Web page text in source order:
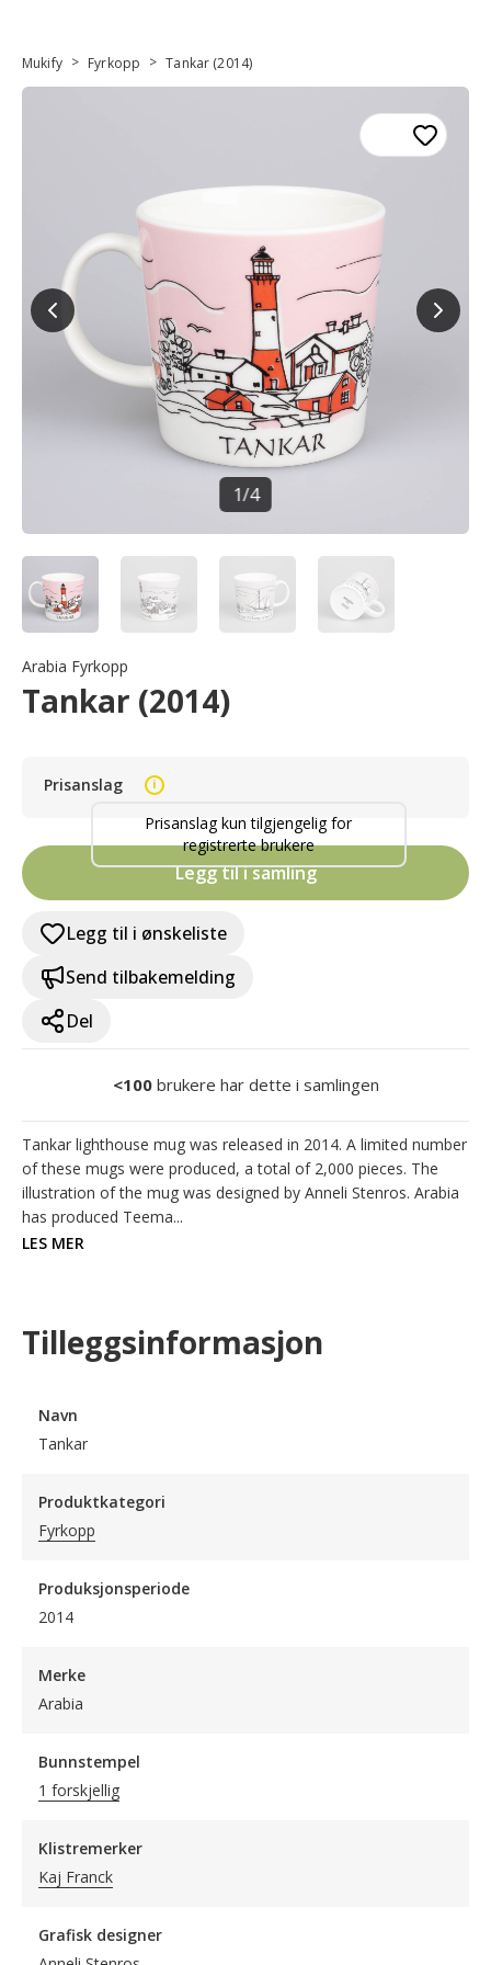
Mukify > Fyrkopp > Tankar (2014)
1/4
Arabia Fyrkopp
Tankar (2014)
Prisanslag i
Prisanslag kun tilgjengelig for
registrerte brukere
Legg til i samling
Legg til i ønskeliste
Send tilbakemelding
Del
<100 brukere har dette i samlingen
Tankar lighthouse mug was released in 2014. A limited number
of these mugs were produced, a total of 2,000 pieces. The
illustration of the mug was designed by Anneli Stenros. Arabia
has produced Teema...
LES MER
Tilleggsinformasjon
Navn
Tankar
Produktkategori
Fyrkopp
Produksjonsperiode
2014
Merke
Arabia
Bunnstempel
1 forskjellig
Klistremerker
Kaj Franck
Grafisk designer